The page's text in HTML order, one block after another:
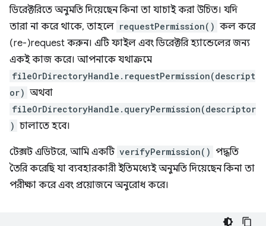
ডিরেক্টরিতে অনুমতি দিয়েছেন কিনা তা যাচাই করা উচিত। যদি
তারা না করে থাকে, তাহলে requestPermission() কল করে
(re-)request করুন। এটি ফাইল এবং ডিরেক্টরি হ্যান্ডেলের জন্য
একই কাজ করে। আপনাকে যথাক্রমে
fileOrDirectoryHandle.requestPermission(descript
or) অথবা
fileOrDirectoryHandle.queryPermission(descriptor
) চালাতে হবে।
টেক্সট এডিটরে, আমি একটি verifyPermission() পদ্ধতি
তৈরি করেছি যা ব্যবহারকারী ইতিমধ্যেই অনুমতি দিয়েছেন কিনা তা
পরীক্ষা করে এবং প্রয়োজনে অনুরোধ করে।